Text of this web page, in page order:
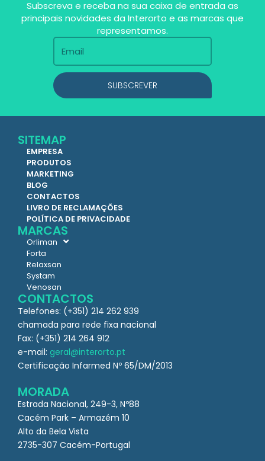
Subscreva e receba na sua caixa de entrada as
principais novidades da Interorto e as marcas que
representamos.
SUBSCREVER
SITEMAP
EMPRESA
PRODUTOS
MARKETING
BLOG
CONTACTOS
LIVRO DE RECLAMAÇÕES
POLÍTICA DE PRIVACIDADE
MARCAS
Orliman
Forta
Relaxsan
Systam
Venosan
CONTACTOS
Telefones: (+351) 214 262 939
chamada para rede fixa nacional
Fax: (+351) 214 264 912
e-mail: geral@interorto.pt
Certificação Infarmed Nº 65/DM/2013
MORADA
Estrada Nacional, 249-3, Nº88
Cacém Park – Armazém 10
Alto da Bela Vista
2735-307 Cacém-Portugal